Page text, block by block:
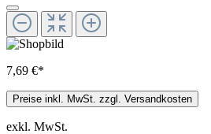
7,69 €*
Preise inkl. MwSt. zzgl. Versandkosten
exkl. MwSt.